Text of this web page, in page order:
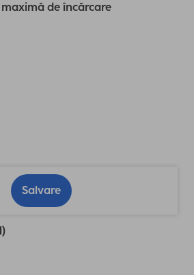
de încărcare
Salvare